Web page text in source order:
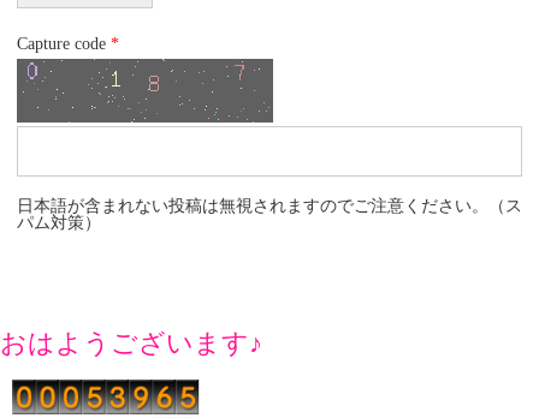
Capture code *
日本語が含まれない投稿は無視されますのでご注意ください。（ス
パム対策）
おはようございます♪